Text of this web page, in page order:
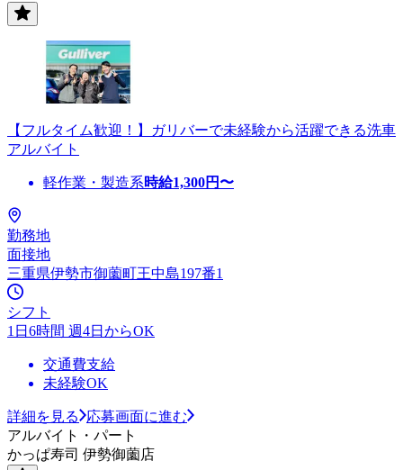
【フルタイム歓迎！】ガリバーで未経験から活躍できる洗車
アルバイト
軽作業・製造系時給1,300円〜
勤務地
面接地
三重県伊勢市御薗町王中島197番1
シフト
1日6時間 週4日からOK
交通費支給
未経験OK
詳細を見る
応募画面に進む
アルバイト・パート
かっぱ寿司 伊勢御薗店